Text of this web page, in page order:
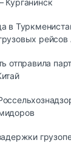
Курганинск
в
рейсов
отправила